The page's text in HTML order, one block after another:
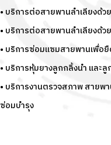
• บริการต่อสายพานลำเลียงด้
• บริการต่อสายพานลำเลียงด้ว
• บริการซ่อมแซมสายพานเพื่อยื
• บริการหุ้มยางลูกกลิ้งนำ และ
• บริการงานตรวจสภาพ สาย
ซ่อมบำรุง